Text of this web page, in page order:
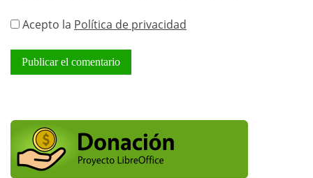
Acepto la Política de privacidad